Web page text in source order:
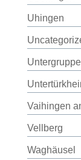
Uhingen
Vaihingen
Vellberg
Waghäusel